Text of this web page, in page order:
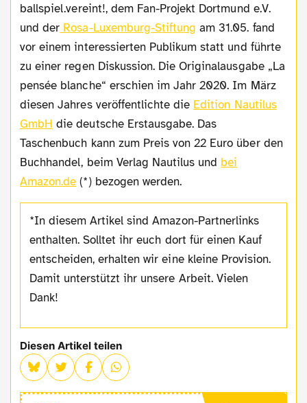
ballspiel.vereint!, dem Fan-Projekt Dortmund e.V.
und der Rosa-Luxemburg-Stiftung am 31.05. fand
vor einem interessierten Publikum statt und führte
zu einer regen Diskussion. Die Originalausgabe „La
pensée blanche“ erschien im Jahr 2020. Im März
diesen Jahres veröffentlichte die Edition Nautilus
GmbH die deutsche Erstausgabe. Das
Taschenbuch kann zum Preis von 22 Euro über den
Buchhandel, beim Verlag Nautilus und bei
Amazon.de (*) bezogen werden.
*In diesem Artikel sind Amazon-Partnerlinks
enthalten. Solltet ihr euch dort für einen Kauf
entscheiden, erhalten wir eine kleine Provision.
Damit unterstützt ihr unsere Arbeit. Vielen
Dank!
Diesen Artikel teilen